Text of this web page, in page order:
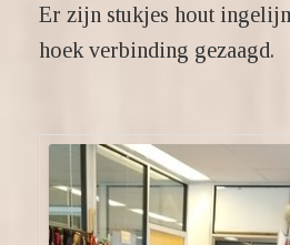
Er zijn stukjes hout
hoek verbinding gezaagd.